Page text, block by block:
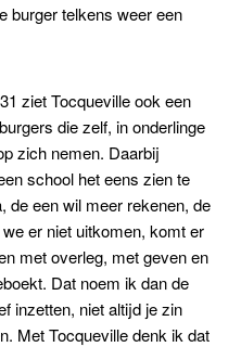
burger telkens weer een
ziet Tocqueville ook een
die zelf, in onderlinge
zich nemen. Daarbij
school het eens zien te
de een wil meer rekenen, de
er niet uitkomen, komt er
met overleg, met geven en
Dat noem ik dan de
inzetten, niet altijd je zin
Met Tocqueville denk ik dat